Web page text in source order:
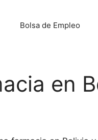
Bolsa de Empleo
en